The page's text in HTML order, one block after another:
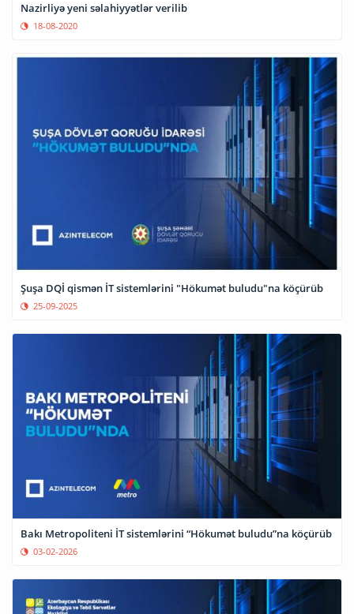
Nazirliyə yeni səlahiyyətlər verilib
18-08-2020
Şuşa DQİ qismən İT sistemlərini "Hökumət buludu"na köçürüb
25-09-2025
Bakı Metropoliteni İT sistemlərini “Hökumət buludu”na köçürüb
03-02-2026